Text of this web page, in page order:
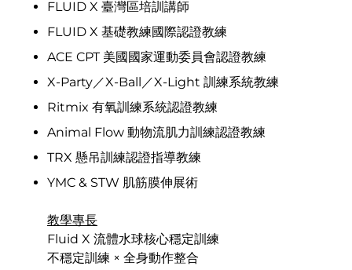
FLUID X 臺灣區培訓講師
FLUID X 基礎教練國際認證教練
ACE CPT 美國國家運動委員會認證教練
X-Party／X-Ball／X-Light 訓練系統教練
Ritmix 有氧訓練系統認證教練
Animal Flow 動物流肌力訓練認證教練
TRX 懸吊訓練認證指導教練
YMC & STW 肌筋膜伸展術
教學專長
Fluid X 流體水球核心穩定訓練
不穩定訓練 × 全身動作整合